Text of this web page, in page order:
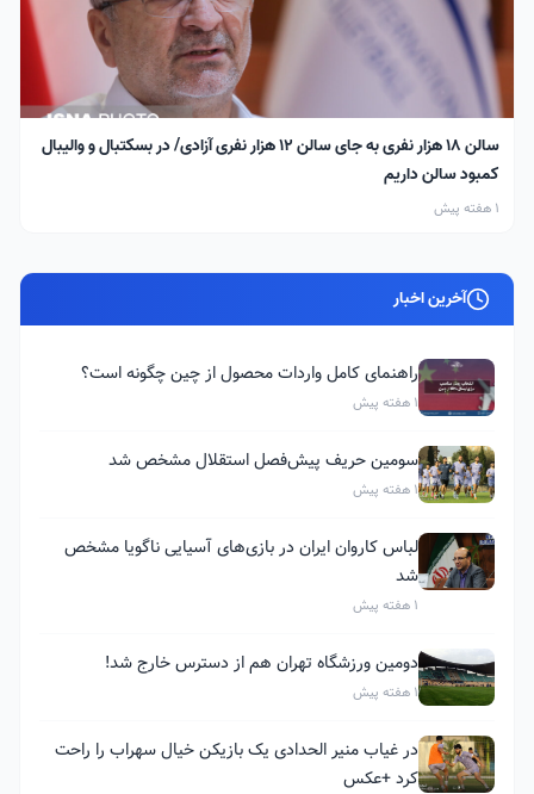
سالن ۱۸ هزار نفری به جای سالن ۱۲ هزار نفری آزادی/ در بسکتبال و والیبال
کمبود سالن داریم
1 هفته پیش
آخرین اخبار
راهنمای کامل واردات محصول از چین چگونه است؟
1 هفته پیش
سومین حریف پیش‌فصل استقلال مشخص شد
1 هفته پیش
لباس کاروان ایران در بازی‌های آسیایی ناگویا مشخص
شد
1 هفته پیش
دومین ورزشگاه تهران هم از دسترس خارج شد!
1 هفته پیش
در غیاب منیر الحدادی یک بازیکن خیال سهراب را راحت
کرد +عکس